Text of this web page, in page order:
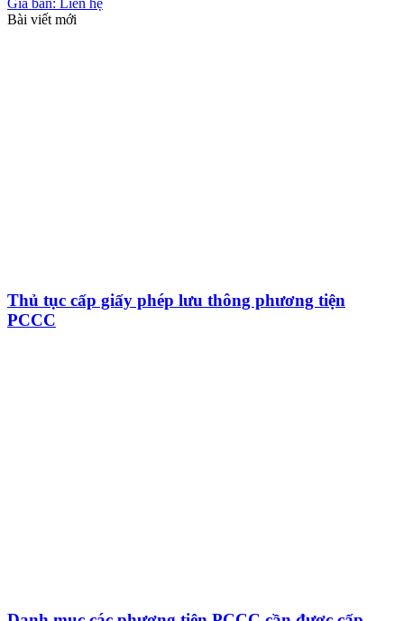
Giá bán: Liên hệ
Bài viết mới
Thủ tục cấp giấy phép lưu thông phương tiện
PCCC